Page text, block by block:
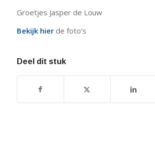
Groetjes Jasper de Louw
Bekijk hierde foto’s
Deel dit stuk